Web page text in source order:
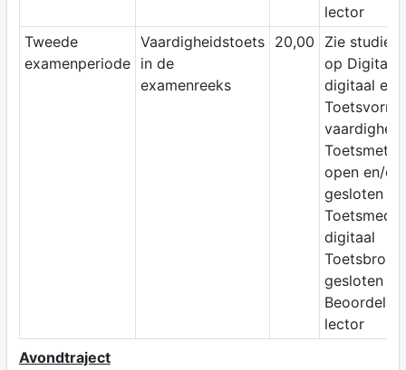
lector
Tweede
examenperiode
Vaardigheidstoets
in de
examenreeks
20,00
Zie
op Digitap;
digitaal
Toetsvorm:
open en/of
gesloten
digitaal
Toetsbron:
gesloten
lector
Avondtraject